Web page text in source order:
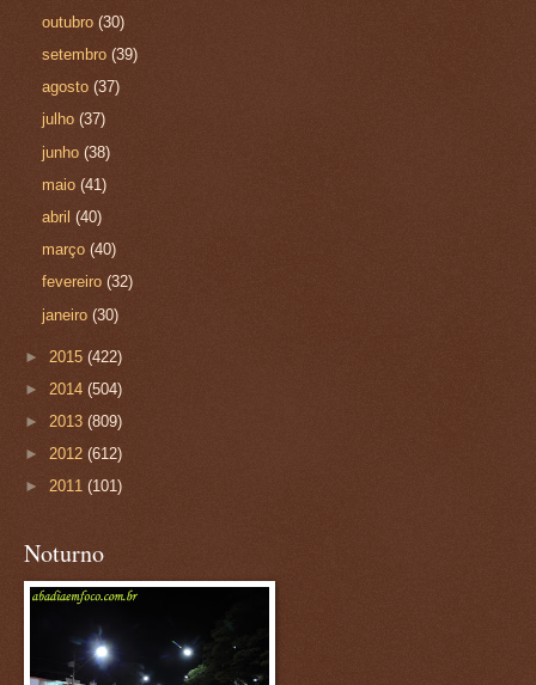
outubro(30)
setembro(39)
agosto(37)
julho(37)
junho(38)
maio(41)
abril(40)
março(40)
fevereiro(32)
janeiro(30)
► 2015 (422)
► 2014 (504)
► 2013 (809)
► 2012 (612)
► 2011 (101)
Noturno